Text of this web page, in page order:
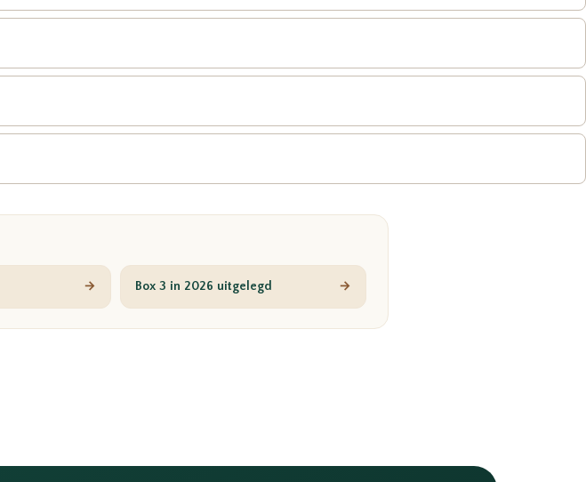
→ Box 3 in 2026 uitgelegd →